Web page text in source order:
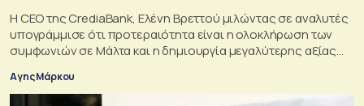
Η CEO της CrediaBank, Ελένη Βρεττού μιλώντας σε αναλυτές
υπογράμμισε ότι προτεραιότητα είναι η ολοκλήρωση των
συμφωνιών σε Μάλτα και η δημιουργία μεγαλύτερης αξίας
για τους μετόχους
Αγης Μάρκου